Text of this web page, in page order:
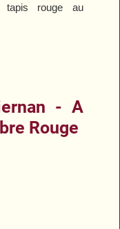
tapis rouge au
- A
Rouge